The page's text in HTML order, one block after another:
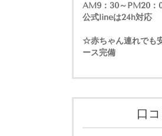
AM9：30～PM20：
公式lineは24h対応
☆赤ちゃん連れでも
ース完備
口コ